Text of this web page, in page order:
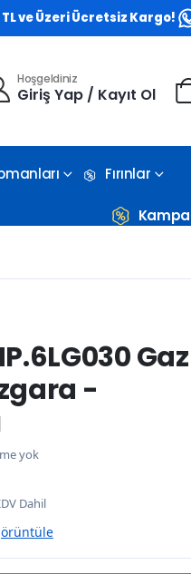
Üzeri Ücretsiz Kargo!
Hoşgeldiniz
Giriş Yap / Kayıt Ol
Fırınlar
-
yok
Dahil